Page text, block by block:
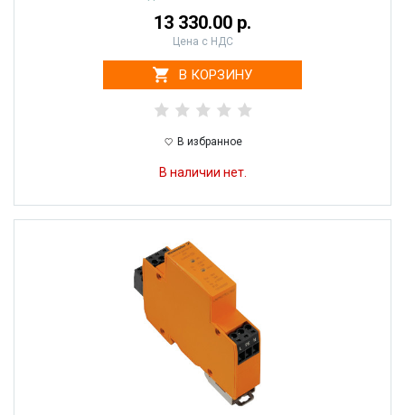
13 330.00 р.
Цена с НДС
В КОРЗИНУ
В избранное
В наличии нет.